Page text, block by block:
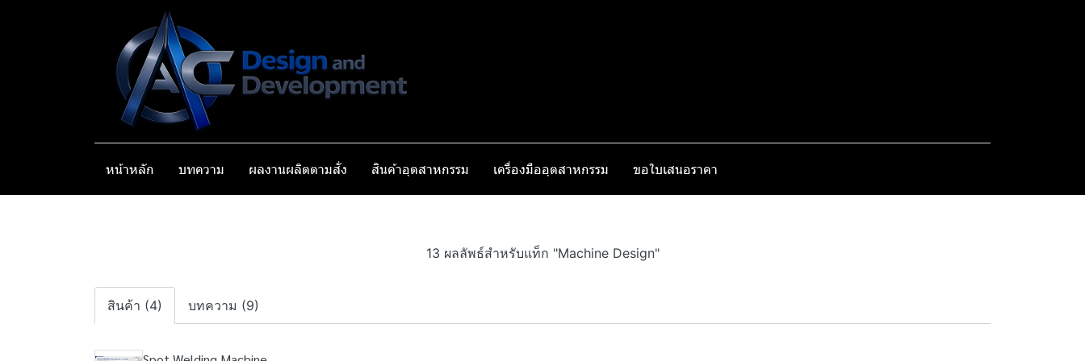
หน้าหลัก บทความ ผลงานผลิตตามสั่ง สินค้าอุตสาหกรรม เครื่องมืออุตสาหกรรม ขอใบเสนอราคา
13 ผลลัพธ์สำหรับแท็ก "Machine Design"
สินค้า (4) บทความ (9)